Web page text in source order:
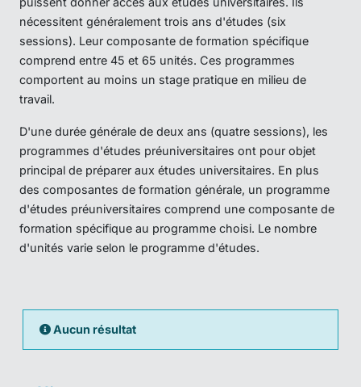
nécessitent généralement trois ans d'études (six
sessions). Leur composante de formation spécifique
comprend entre 45 et 65 unités. Ces programmes
comportent au moins un stage pratique en milieu de
travail.
D'une durée générale de deux ans (quatre sessions), les
programmes d'études préuniversitaires ont pour objet
principal de préparer aux études universitaires. En plus
des composantes de formation générale, un programme
d'études préuniversitaires comprend une composante de
formation spécifique au programme choisi. Le nombre
d'unités varie selon le programme d'études.
Aucun résultat